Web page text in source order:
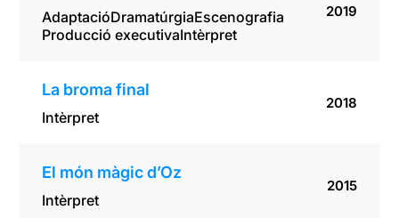
AdaptacióDramatúrgiaEscenografia
Producció executivaIntèrpret
2019
La broma final
Intèrpret
2018
El món màgic d’Oz
Intèrpret
2015